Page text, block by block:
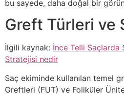
bu sayede, daha doğal bir
Greft Türleri ve
İlgili kaynak: İnce Telli Saçlarda
Stratejisi nedir
Saç ekiminde kullanılan temel
Greftleri (FUT) ve Foliküler